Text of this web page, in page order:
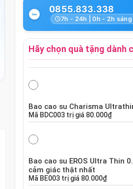
0855.833.338
7h - 24h | 0h - 2h sáng
Hãy chọn quà tặng dành
Bao cao su Charisma
Mã BDC003 trị giá 80.000₫
Bao cao su EROS Ultra Thin
cảm giác thật nhất
Mã BE003 trị giá 80.000₫